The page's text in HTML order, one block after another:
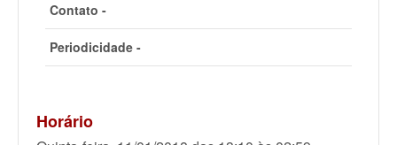
Contato -
Periodicidade -
Horário